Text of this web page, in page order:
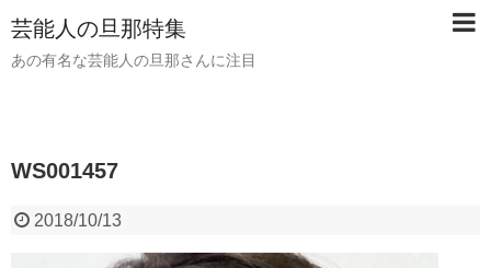
芸能人の旦那特集
あの有名な芸能人の旦那さんに注目
WS001457
2018/10/13